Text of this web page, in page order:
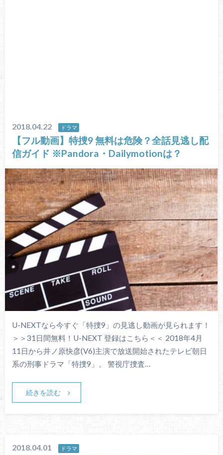
2018.04.22 ドラマ
【フル動画】特捜9 無料は危険？全話見逃し配
信ガイド ※Pandora・Dailymotionは？
U-NEXTなら今すぐ「特捜9」の見逃し動画が見られます！
＞＞31日間無料！U-NEXT 登録はこちら＜＜ 2018年4月
11日から井ノ原快彦(V6)主演で放送開始されたテレビ朝日
系の刑事ドラマ「特捜9」。 警視庁捜査…
続きを読む
2018.04.01 ドラマ